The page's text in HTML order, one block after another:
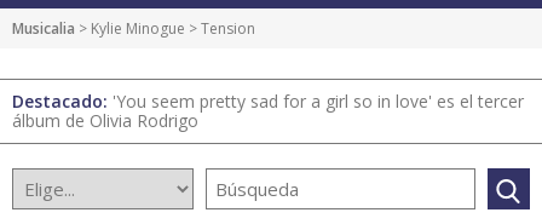
Musicalia > Kylie Minogue > Tension
Destacado: 'You seem pretty sad for a girl so in love' es el tercer
álbum de Olivia Rodrigo